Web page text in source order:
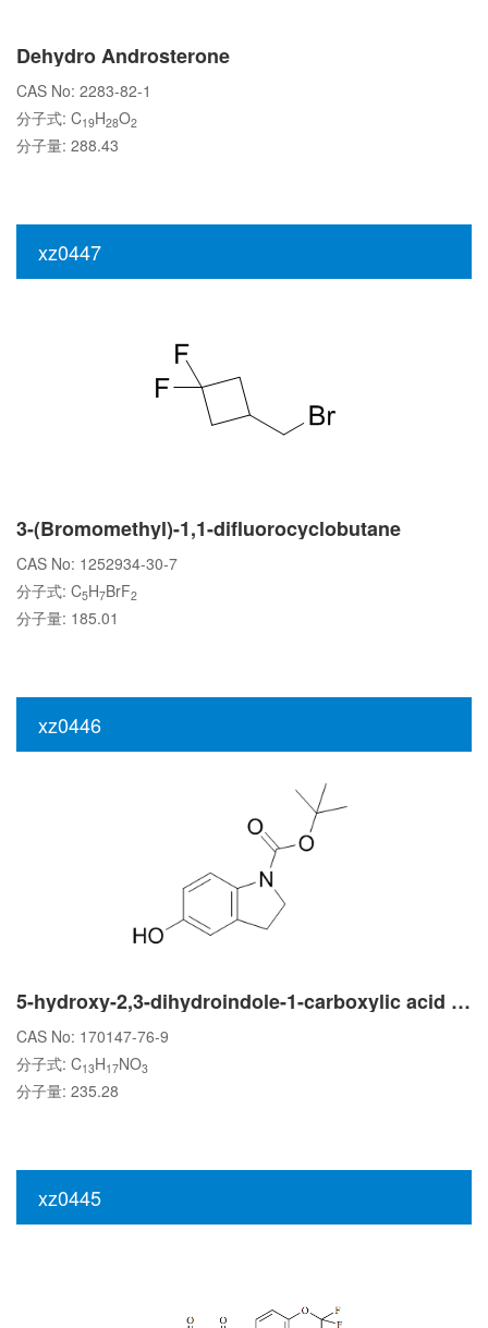
Dehydro Androsterone
CAS No: 2283-82-1
分子式: C19H28O2
分子量: 288.43
xz0447
3-(Bromomethyl)-1,1-difluorocyclobutane
CAS No: 1252934-30-7
分子式: C5H7BrF2
分子量: 185.01
xz0446
5-hydroxy-2,3-dihydroindole-1-carboxylic acid tert-butyl ester
CAS No: 170147-76-9
分子式: C13H17NO3
分子量: 235.28
xz0445